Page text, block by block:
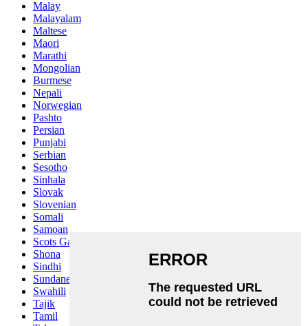
Malay
Malayalam
Maltese
Maori
Marathi
Mongolian
Burmese
Nepali
Norwegian
Pashto
Persian
Punjabi
Serbian
Sesotho
Sinhala
Slovak
Slovenian
Somali
Samoan
Scots Gaelic
Shona
Sindhi
Sundanese
Swahili
Tajik
Tamil